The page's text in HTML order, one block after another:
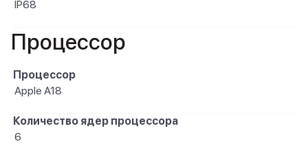
IP68
Процессор
Процессор
Apple A18
Количество ядер процессора
6